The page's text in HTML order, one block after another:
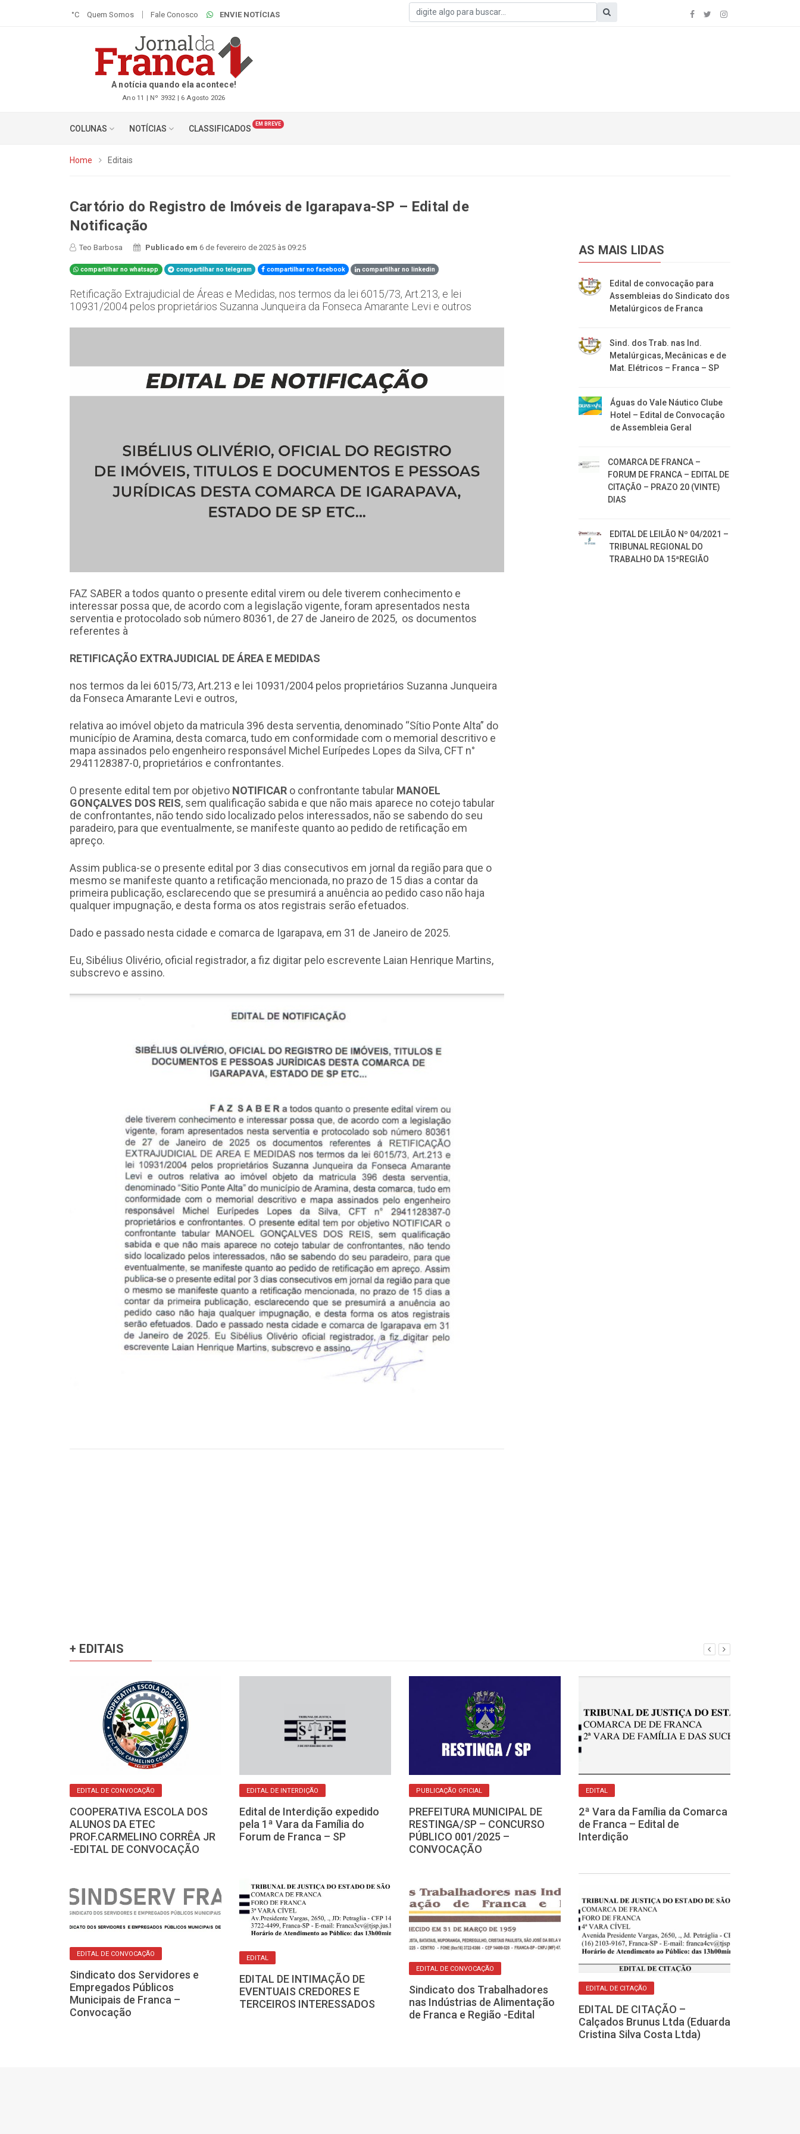
°C Quem Somos Fale Conosco ENVIE NOTÍCIAS
A notícia quando ela acontece!
Ano 11 | Nº 3932 | 6 Agosto 2026
COLUNAS NOTÍCIAS CLASSIFICADOS EM BREVE
Home Editais
Cartório do Registro de Imóveis de Igarapava-SP – Edital de
Notificação
Teo Barbosa Publicado em6 de fevereiro de 2025 às 09:25
compartilhar no whatsapp compartilhar no telegram compartilhar no facebook compartilhar no linkedin
Retificação Extrajudicial de Áreas e Medidas, nos termos da lei 6015/73, Art.213, e lei
10931/2004 pelos proprietários Suzanna Junqueira da Fonseca Amarante Levi e outros
FAZ SABER a todos quanto o presente edital virem ou dele tiverem conhecimento e
interessar possa que, de acordo com a legislação vigente, foram apresentados nesta
serventia e protocolado sob número 80361, de 27 de Janeiro de 2025, os documentos
referentes à
RETIFICAÇÃO EXTRAJUDICIAL DE ÁREA E MEDIDAS
nos termos da lei 6015/73, Art.213 e lei 10931/2004 pelos proprietários Suzanna Junqueira
da Fonseca Amarante Levi e outros,
relativa ao imóvel objeto da matricula 396 desta serventia, denominado “Sítio Ponte Alta” do
município de Aramina, desta comarca, tudo em conformidade com o memorial descritivo e
mapa assinados pelo engenheiro responsável Michel Eurípedes Lopes da Silva, CFT n°
2941128387-0, proprietários e confrontantes.
O presente edital tem por objetivo NOTIFICAR o confrontante tabular MANOEL
GONÇALVES DOS REIS, sem qualificação sabida e que não mais aparece no cotejo tabular
de confrontantes, não tendo sido localizado pelos interessados, não se sabendo do seu
paradeiro, para que eventualmente, se manifeste quanto ao pedido de retificação em
apreço.
Assim publica-se o presente edital por 3 dias consecutivos em jornal da região para que o
mesmo se manifeste quanto a retificação mencionada, no prazo de 15 dias a contar da
primeira publicação, esclarecendo que se presumirá a anuência ao pedido caso não haja
qualquer impugnação, e desta forma os atos registrais serão efetuados.
Dado e passado nesta cidade e comarca de Igarapava, em 31 de Janeiro de 2025.
Eu, Sibélius Olivério, oficial registrador, a fiz digitar pelo escrevente Laian Henrique Martins,
subscrevo e assino.
AS MAIS LIDAS
Edital de convocação para
Assembleias do Sindicato dos
Metalúrgicos de Franca
Sind. dos Trab. nas Ind.
Metalúrgicas, Mecânicas e de
Mat. Elétricos – Franca – SP
Águas do Vale Náutico Clube
Hotel – Edital de Convocação
de Assembleia Geral
COMARCA DE FRANCA –
FORUM DE FRANCA – EDITAL DE
CITAÇÃO – PRAZO 20 (VINTE)
DIAS
EDITAL DE LEILÃO Nº 04/2021 –
TRIBUNAL REGIONAL DO
TRABALHO DA 15ªREGIÃO
+ EDITAIS
EDITAL DE CONVOCAÇÃO
COOPERATIVA ESCOLA DOS
ALUNOS DA ETEC
PROF.CARMELINO CORRÊA JR
-EDITAL DE CONVOCAÇÃO
EDITAL DE INTERDIÇÃO
Edital de Interdição expedido
pela 1ª Vara da Família do
Forum de Franca – SP
PUBLICAÇÃO OFICIAL
PREFEITURA MUNICIPAL DE
RESTINGA/SP – CONCURSO
PÚBLICO 001/2025 –
CONVOCAÇÃO
EDITAL
2ª Vara da Família da Comarca
de Franca – Edital de
Interdição
EDITAL DE CONVOCAÇÃO
Sindicato dos Servidores e
Empregados Públicos
Municipais de Franca –
Convocação
EDITAL
EDITAL DE INTIMAÇÃO DE
EVENTUAIS CREDORES E
TERCEIROS INTERESSADOS
EDITAL DE CONVOCAÇÃO
Sindicato dos Trabalhadores
nas Indústrias de Alimentação
de Franca e Região -Edital
EDITAL DE CITAÇÃO
EDITAL DE CITAÇÃO –
Calçados Brunus Ltda (Eduarda
Cristina Silva Costa Ltda)